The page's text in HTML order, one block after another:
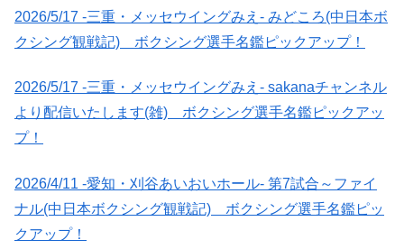
2026/5/17 -三重・メッセウイングみえ- みどころ(中日本ボ
クシング観戦記) ボクシング選手名鑑ピックアップ！
2026/5/17 -三重・メッセウイングみえ- sakanaチャンネル
より配信いたします(雑) ボクシング選手名鑑ピックアッ
プ！
2026/4/11 -愛知・刈谷あいおいホール- 第7試合～ファイ
ナル(中日本ボクシング観戦記) ボクシング選手名鑑ピッ
クアップ！